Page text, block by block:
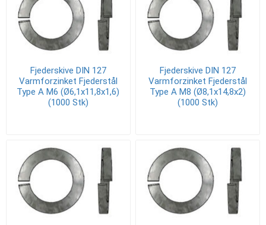
Fjederskive DIN 127
Varmforzinket Fjederstål
Type A M6 (Ø6,1x11,8x1,6)
(1000 Stk)
Fjederskive DIN 127
Varmforzinket Fjederstål
Type A M8 (Ø8,1x14,8x2)
(1000 Stk)